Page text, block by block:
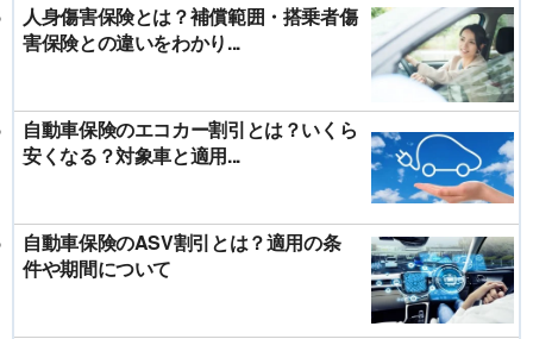
人身傷害保険とは？補償範囲・搭乗者傷
害保険との違いをわかり...
自動車保険のエコカー割引とは？いくら
安くなる？対象車と適用...
自動車保険のASV割引とは？適用の条
件や期間について